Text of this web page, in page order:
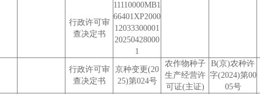
行政许可审
查决定书
11110000MB1
66401XP2000
12033300001
20250428000
1
行政许可审
查决定书
京种变更(20
25)第024号
农作物种子
生产经营许
可证(主证)
B(京)农种许
字(2024)第00
05号